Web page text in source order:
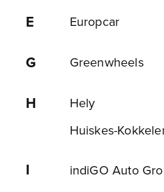
E Europcar
G Greenwheels
H
Hely
Huiskes-
I indiGO Auto